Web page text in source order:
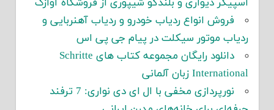
فروش انواع ردیاب خودرو و ردیاب آهنربایی و
ردیاب موتور سیکلت در پیام جی پی اس
دانلود رایگان مجموعه کتاب های Schritte
International زبان آلمانی
نورپردازی مخفی با ال ای دی نواری: 7 ترفند